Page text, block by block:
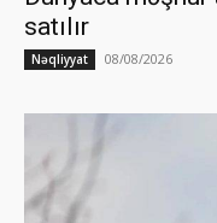
satılır
Nəqliyyat 08/08/2026